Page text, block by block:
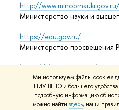
Мы используем файлы cookies
НИУ ВШЭ и большего удобства
подробную информацию об
можно найти здесь, наши
http://www.minobrnauki.gov.ru/
Министерство науки и
https://edu.gov.ru/
Министерство просвещения
https://elearning.hse.ru/mooc
Массовые открытые онлайн-